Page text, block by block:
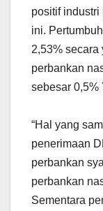
positif
ini.
2,53% secara
perbankan
sebesar 0,5%
“Hal yang
penerimaan
perbankan
perbankan
Sementara